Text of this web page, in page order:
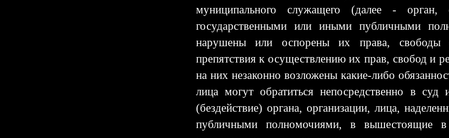
муниципального служащего (далее - орган,
государственными или иными публичными
нарушены или оспорены их права, свободы
препятствия к осуществлению их прав, свобод и
на них незаконно возложены какие-либо
лица могут обратиться непосредственно в суд
(бездействие) органа, организации, лица,
публичными полномочиями, в вышестоящие в